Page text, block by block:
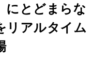
にとどまらな
リアルタイム